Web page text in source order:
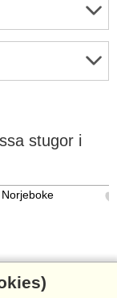
stugor i